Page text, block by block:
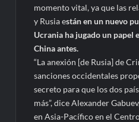
momento vital, ya que las
y Rusia están en un nuevo
Ucrania ha jugado un papel
China antes.
“La anexión [de Rusia] de
sanciones occidentales
secreto para que los dos
más”, dice Alexander
en Asia-Pacífico en el